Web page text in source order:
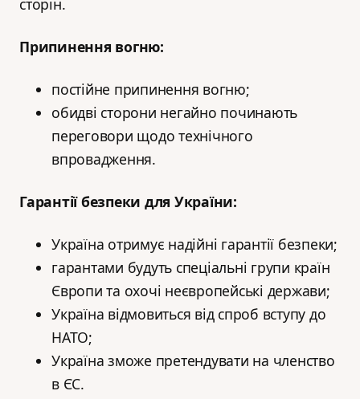
Припинення вогню:
постійне припинення вогню;
обидві сторони негайно починають
переговори щодо технічного
впровадження.
Гарантії безпеки для України:
Україна отримує надійні гарантії безпеки;
гарантами будуть спеціальні групи країн
Європи та охочі неєвропейські держави;
Україна відмовиться від спроб вступу до
НАТО;
Україна зможе претендувати на членство
в ЄС.